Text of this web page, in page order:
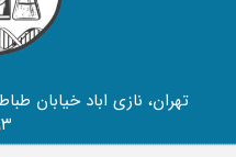
۳و۴